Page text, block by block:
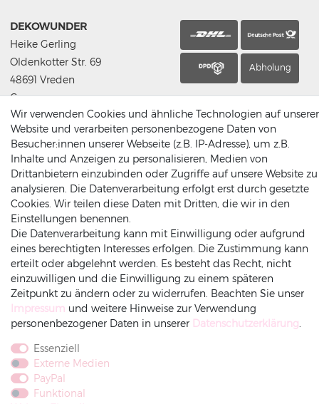
DEKOWUNDER
Heike Gerling
Oldenkotter Str. 69
48691 Vreden
Germany
(0049) 2564 / 950 90 00
info@dekowunder.de
Abholung
ZAHLUNGSARTEN
Rechnung Amazonpay Vorkasse
INFORMATIONEN
Datenschutz
Versand
Impressum
AGB
Widerrufsrecht
Widerruf-senden
Wir verwenden Cookies und ähnliche Technologien auf unserer
Website und verarbeiten personenbezogene Daten von
Besucher:innen unserer Webseite (z.B. IP-Adresse), um z.B.
Inhalte und Anzeigen zu personalisieren, Medien von
Drittanbietern einzubinden oder Zugriffe auf unsere Website zu
analysieren. Die Datenverarbeitung erfolgt erst durch gesetzte
Cookies. Wir teilen diese Daten mit Dritten, die wir in den
Einstellungen benennen.
Die Datenverarbeitung kann mit Einwilligung oder aufgrund
eines berechtigten Interesses erfolgen. Die Zustimmung kann
erteilt oder abgelehnt werden. Es besteht das Recht, nicht
einzuwilligen und die Einwilligung zu einem späteren
Zeitpunkt zu ändern oder zu widerrufen. Beachten Sie unser
Impressum und weitere Hinweise zur Verwendung
personenbezogener Daten in unserer Daten­schutz­erklärung
Essenziell
Externe Medien
PayPal
Funktional